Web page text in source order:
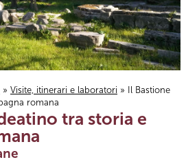
» Visite, itinerari e laboratori » Il Bastione
romana
tra storia e